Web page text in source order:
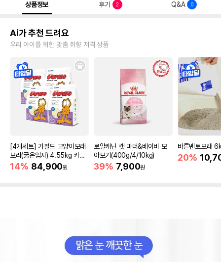
상품정보 후기 2 Q&A 0
Ai가 추천 드려요
우리 아이를 위한 맞춤 취향 저격 상품
[4개세트] 가필드 고양이모래
보라(굵은입자) 4.55kg 카사
바모래
14% 84,900원
로얄캐닌 캣 마더&베이비 모
아보기(400g/4/10kg)
39% 7,900원
바른벤토모래
20%